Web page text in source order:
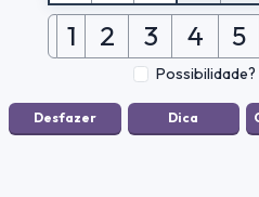
1 2 3 4 5
Possibilidade?